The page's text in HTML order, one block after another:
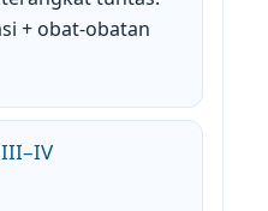
+ obat-obatan